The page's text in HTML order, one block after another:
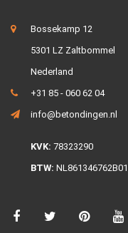
Bossekamp 12
5301 LZ Zaltbommel
Nederland
+31 85 - 060 62 04
info@betondingen.nl
KVK: 78323290
BTW: NL861346762B01